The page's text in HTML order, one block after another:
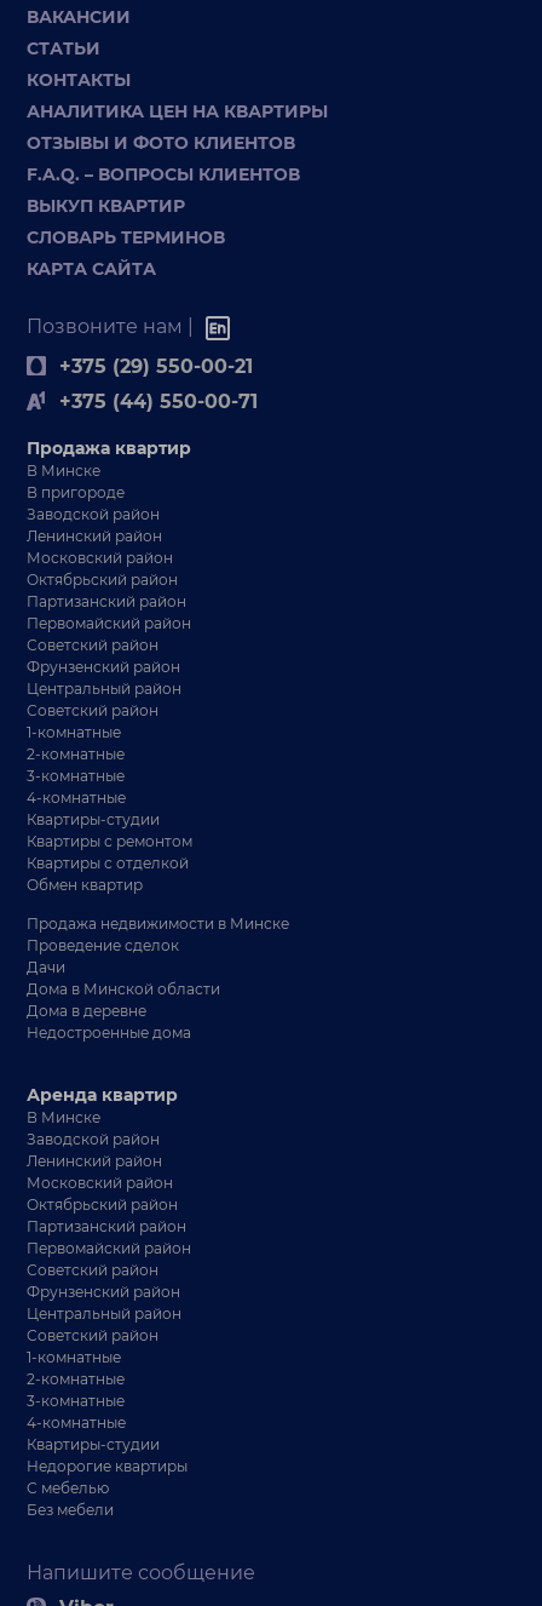
ВАКАНСИИ
СТАТЬИ
КОНТАКТЫ
АНАЛИТИКА ЦЕН НА КВАРТИРЫ
ОТЗЫВЫ И ФОТО КЛИЕНТОВ
F.A.Q. – ВОПРОСЫ КЛИЕНТОВ
ВЫКУП КВАРТИР
СЛОВАРЬ ТЕРМИНОВ
КАРТА САЙТА
Позвоните нам |
+375 (29) 550-00-21
+375 (44) 550-00-71
Продажа квартир
В Минске
В пригороде
Заводской район
Ленинский район
Московский район
Октябрьский район
Партизанский район
Первомайский район
Советский район
Фрунзенский район
Центральный район
Советский район
1-комнатные
2-комнатные
3-комнатные
4-комнатные
Квартиры-студии
Квартиры с ремонтом
Квартиры с отделкой
Обмен квартир
Продажа недвижимости в Минске
Проведение сделок
Дачи
Дома в Минской области
Дома в деревне
Недостроенные дома
Напишите сообщение
Аренда квартир
В Минске
Заводской район
Ленинский район
Московский район
Октябрьский район
Партизанский район
Первомайский район
Советский район
Фрунзенский район
Центральный район
Советский район
1-комнатные
2-комнатные
3-комнатные
4-комнатные
Квартиры-студии
Недорогие квартиры
С мебелью
Без мебели